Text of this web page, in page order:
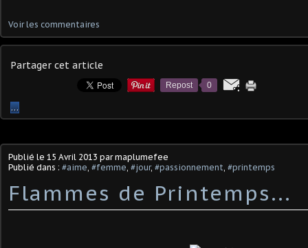
Voir les commentaires
Partager cet article
Repost 0
…
Publié le 15 Avril 2013 par maplumefee
Publié dans : #aime #femme #jour, #passionnement #printemps
Flammes de Printemps...